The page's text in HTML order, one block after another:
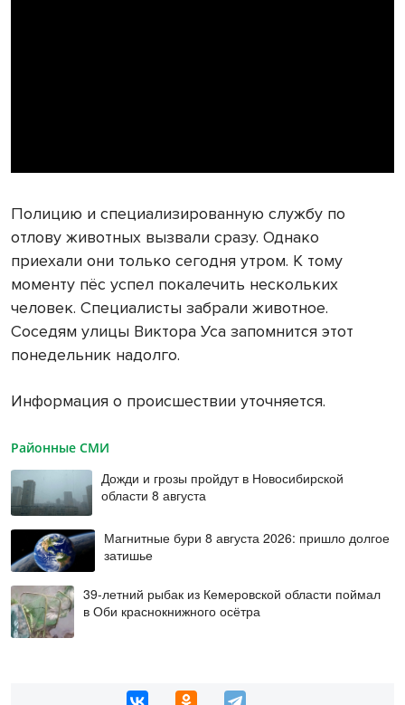
Полицию и специализированную службу по
отлову животных вызвали сразу. Однако
приехали они только сегодня утром. К тому
моменту пёс успел покалечить нескольких
человек. Специалисты забрали животное.
Соседям улицы Виктора Уса запомнится этот
понедельник надолго.
Информация о происшествии уточняется.
Районные СМИ
Дожди и грозы пройдут в Новосибирской
области 8 августа
Магнитные бури 8 августа 2026: пришло долгое
затишье
39-летний рыбак из Кемеровской области поймал
в Оби краснокнижного осётра